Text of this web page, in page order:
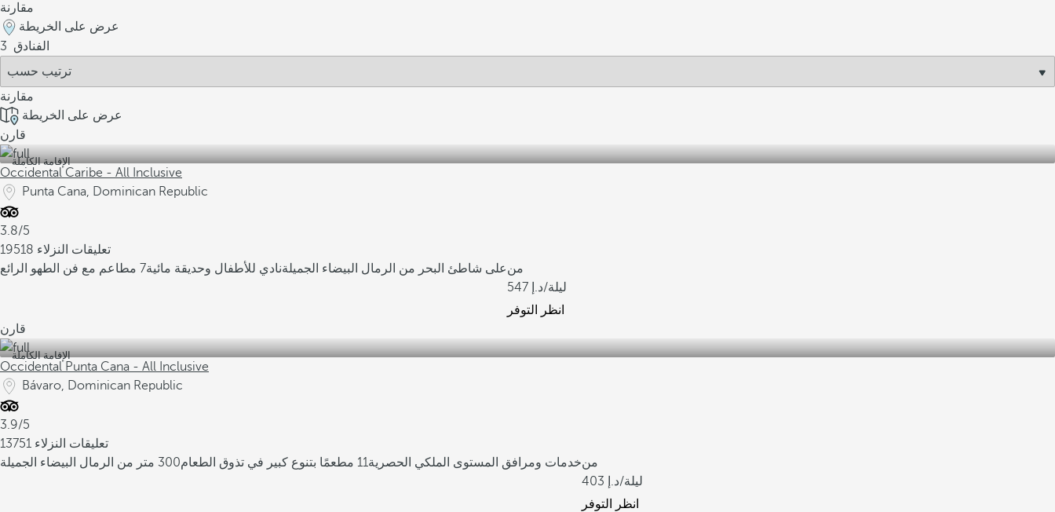
مقارنة
عرض على الخريطة
3 الفنادق
مقارنة
عرض على الخريطة
قارن
الإقامة الكاملة
Occidental Caribe - All Inclusive
Punta Cana, Dominican Republic
3.8/5
19518 تعليقات النزلاء
على شاطئ البحر من الرمال البيضاء الجميلةنادي للأطفال وحديقة مائية7 مطاعم مع فن الطهو الرائع
من
547
/ليلة
انظر التوفر
قارن
الإقامة الكاملة
Occidental Punta Cana - All Inclusive
Bávaro, Dominican Republic
3.9/5
13751 تعليقات النزلاء
خدمات ومرافق المستوى الملكي الحصرية11 مطعمًا بتنوع كبير في تذوق الطعام 300 متر من الرمال البيضاء الجميلة
من
403
/ليلة
انظر التوفر